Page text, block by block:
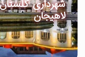
شهرداری
لاهیجان